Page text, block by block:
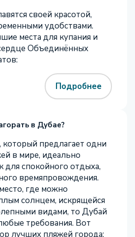
своей красотой,
удобствами.
места для купания и
Объединённых
Подробнее
в Дубае?
предлагает одни
в мире, идеально
для спокойного отдыха,
времяпровождения.
где можно
солнцем, искрящейся
видами, то Дубай
требования. Вот
лучших пляжей города: